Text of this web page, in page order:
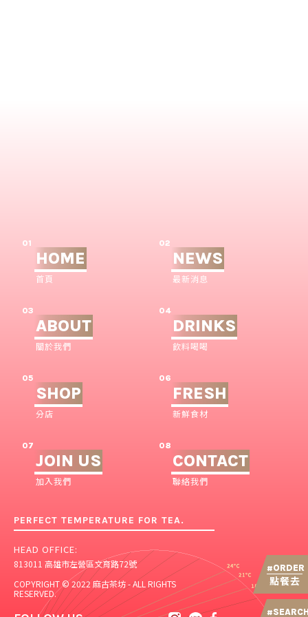
#ORDER
點餐去
#
01
HOME
首頁
02
NEWS
最新消息
03
ABOUT
關於我們
04
DRINKS
飲料喝喝
05
SHOP
分店
06
FRESH
新鮮食材
07
JOIN US
加入我們
08
CONTACT
聯絡我們
PERFECT TEMPERATURE FOR TEA.
HEAD OFFICE:
813011 高雄市左營區文育路72號
COPYRIGHT © 2022 麻古茶坊 - ALL RIGHTS
RESERVED.